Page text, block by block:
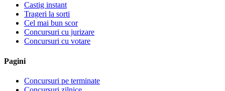
Castig instant
Trageri la sorti
Cel mai bun scor
Concursuri cu jurizare
Concursuri cu votare
Pagini
Concursuri pe terminate